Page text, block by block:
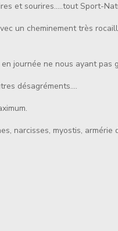
et sourires.....tout Sport-
un cheminement très
journée ne nous ayant pas
désagréments....
narcisses, myostis, armérie